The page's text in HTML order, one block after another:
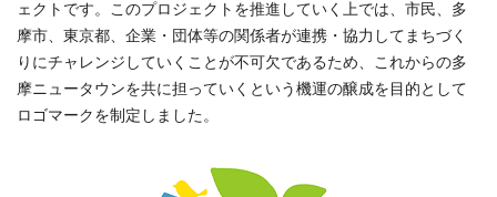
ェクトです。このプロジェクトを推進していく上では、市民、多
摩市、東京都、企業・団体等の関係者が連携・協力してまちづく
りにチャレンジしていくことが不可欠であるため、これからの多
摩ニュータウンを共に担っていくという機運の醸成を目的として
ロゴマークを制定しました。